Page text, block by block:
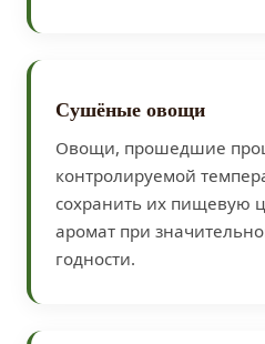
Сушёные овощи
Овощи, прошедшие
контролируемой
сохранить их пищевую
аромат при
годности.